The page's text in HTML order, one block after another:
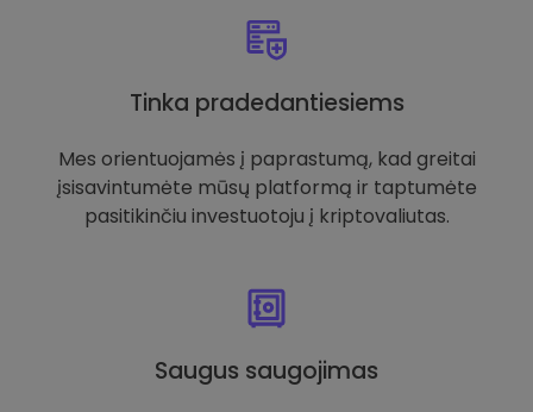
Tinka pradedantiesiems
Mes orientuojamės į paprastumą, kad greitai
įsisavintumėte mūsų platformą ir taptumėte
pasitikinčiu investuotoju į kriptovaliutas.
Saugus saugojimas